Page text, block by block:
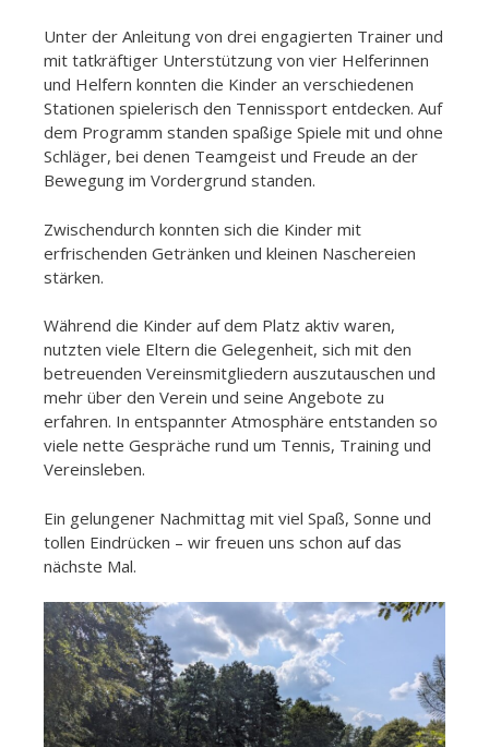
Unter der Anleitung von drei engagierten Trainer und
mit tatkräftiger Unterstützung von vier Helferinnen
und Helfern konnten die Kinder an verschiedenen
Stationen spielerisch den Tennissport entdecken. Auf
dem Programm standen spaßige Spiele mit und ohne
Schläger, bei denen Teamgeist und Freude an der
Bewegung im Vordergrund standen.
Zwischendurch konnten sich die Kinder mit
erfrischenden Getränken und kleinen Naschereien
stärken.
Während die Kinder auf dem Platz aktiv waren,
nutzten viele Eltern die Gelegenheit, sich mit den
betreuenden Vereinsmitgliedern auszutauschen und
mehr über den Verein und seine Angebote zu
erfahren. In entspannter Atmosphäre entstanden so
viele nette Gespräche rund um Tennis, Training und
Vereinsleben.
Ein gelungener Nachmittag mit viel Spaß, Sonne und
tollen Eindrücken – wir freuen uns schon auf das
nächste Mal.